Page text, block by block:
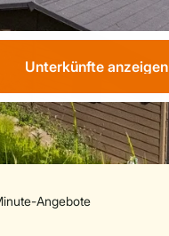
Unterkünfte anzeigen